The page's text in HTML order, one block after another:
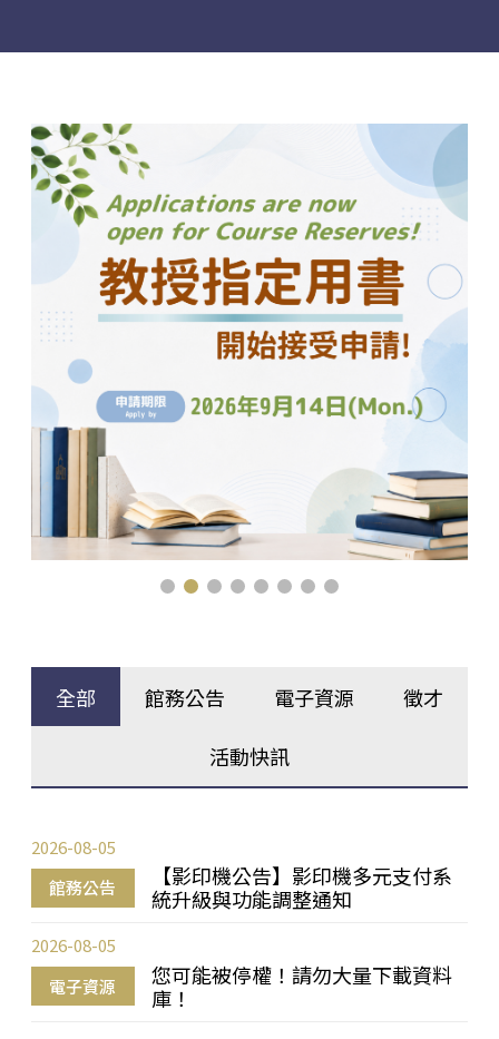
全部 館務公告 電子資源 徵才
活動快訊
館務公告
【影印機公告】影印機多元支付系
統升級與功能調整通知
2026-08-05
電子資源
您可能被停權！請勿大量下載資料
庫！
2026-08-05